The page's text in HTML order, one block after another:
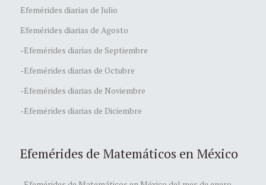
Efemérides diarias de Julio
Efemérides diarias de Agosto
-Efemérides diarias de Septiembre
-Efemérides diarias de Octubre
-Efemérides diarias de Noviembre
-Efemérides diarias de Diciembre
Efemérides de Matemáticos en México